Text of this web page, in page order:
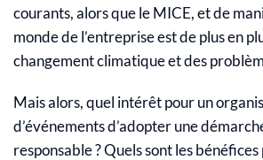
courants, alors que le MICE, et de
monde de l’entreprise est de plus en
changement climatique et des
Mais alors, quel intérêt pour un
d’événements d’adopter une
responsable ? Quels sont les